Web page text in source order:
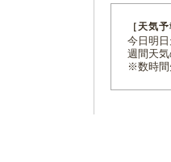
［天気
今日明
週間天
※数時間